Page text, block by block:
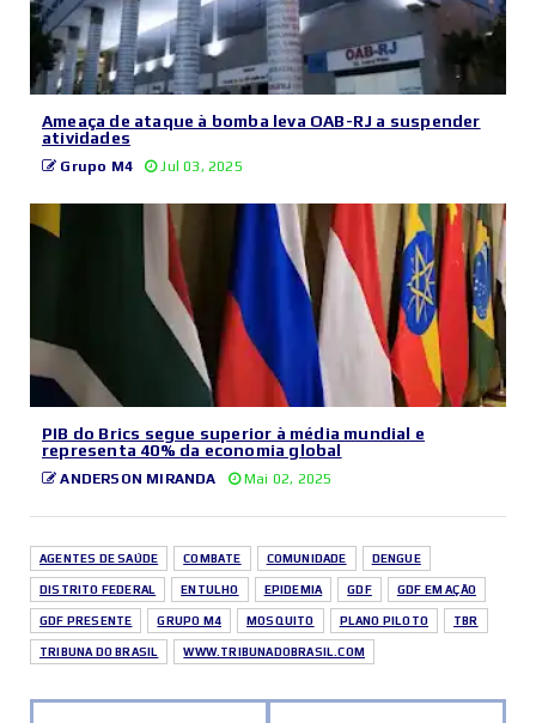
Ameaça de ataque à bomba leva OAB-RJ a suspender
atividades
Grupo M4 Jul 03, 2025
PIB do Brics segue superior à média mundial e
representa 40% da economia global
ANDERSON MIRANDA Mai 02, 2025
AGENTES DE SAÚDE COMBATE COMUNIDADE DENGUE
DISTRITO FEDERAL ENTULHO EPIDEMIA GDF GDF EM AÇÃO
GDF PRESENTE GRUPO M4 MOSQUITO PLANO PILOTO TBR
TRIBUNA DO BRASIL WWW.TRIBUNADOBRASIL.COM